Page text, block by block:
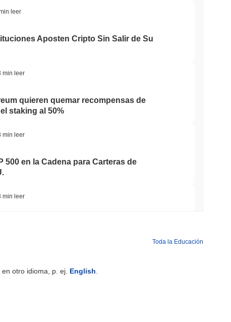
leer
Aposten Cripto Sin Salir de Su
min leer
quieren quemar recompensas de
staking al 50%
min leer
500 en la Cadena para Carteras de
min leer
Toda la Educación
otro idioma, p. ej. English